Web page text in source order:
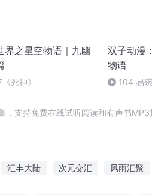
界之星空物语｜九幽
死神》
双子动漫
物语
104 易
支持免费在线试听阅读和有声书MP3
汇丰大陆 次元交汇 风雨汇聚